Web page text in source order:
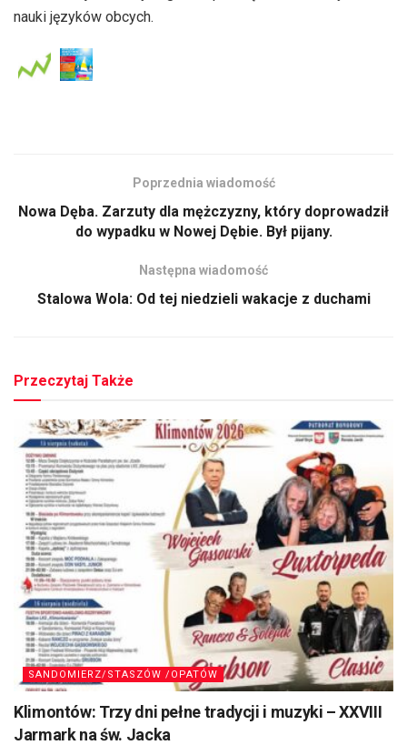
nauki języków obcych.
Poprzednia wiadomość
Nowa Dęba. Zarzuty dla mężczyzny, który doprowadził
do wypadku w Nowej Dębie. Był pijany.
Następna wiadomość
Stalowa Wola: Od tej niedzieli wakacje z duchami
Przeczytaj Także
SANDOMIERZ/STASZÓW /OPATÓW
Klimontów: Trzy dni pełne tradycji i muzyki – XXVIII
Jarmark na św. Jacka